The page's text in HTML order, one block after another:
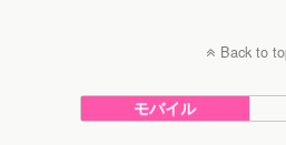
Back to
モバイル